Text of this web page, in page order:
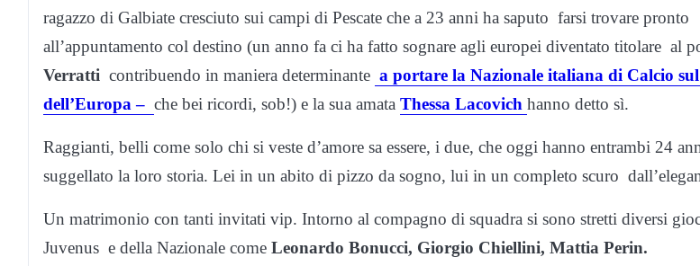
ragazzo di Galbiate cresciuto sui campi di Pescate che a 23 anni ha saputo farsi trovare pronto
all’appuntamento col destino (un anno fa ci ha fatto sognare agli europei diventato titolare al
Verratti contribuendo in maniera determinante a portare la Nazionale italiana di Calcio
dell’Europa – che bei ricordi, sob!) e la sua amata Thessa Lacovich hanno detto sì.
Raggianti, belli come solo chi si veste d’amore sa essere, i due, che oggi hanno entrambi 24
suggellato la loro storia. Lei in un abito di pizzo da sogno, lui in un completo scuro
Un matrimonio con tanti invitati vip. Intorno al compagno di squadra si sono stretti diversi
Juvenus e della Nazionale come Leonardo Bonucci, Giorgio Chiellini, Mattia Perin.